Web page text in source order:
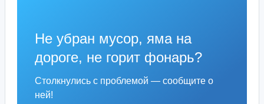
Не убран мусор, яма на
дороге, не горит фонарь?
Столкнулись с проблемой — сообщите о
ней!